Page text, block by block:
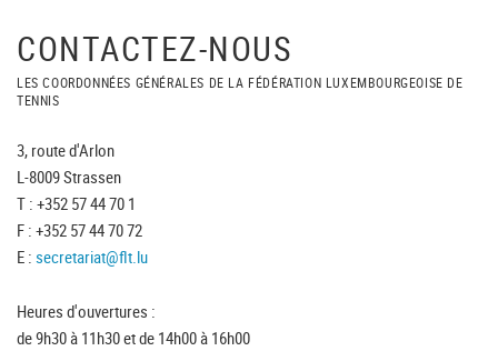
CONTACTEZ-NOUS
LES COORDONNÉES GÉNÉRALES DE LA FÉDÉRATION LUXEMBOURGEOISE DE
TENNIS
3, route d'Arlon
L-8009 Strassen
T : +352 57 44 70 1
F : +352 57 44 70 72
E : secretariat@flt.lu
Heures d'ouvertures :
de 9h30 à 11h30 et de 14h00 à 16h00